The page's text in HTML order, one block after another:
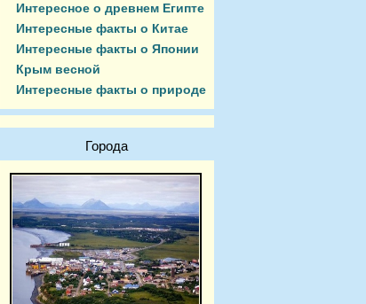
Интересное о древнем Египте
Интересные факты о Китае
Интересные факты о Японии
Крым весной
Интересные факты о природе
Города